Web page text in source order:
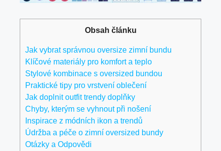
Obsah článku
Jak vybrat správnou oversize zimní​ bundu
Klíčové materiály pro komfort a teplo
Stylové kombinace s oversized bundou
Praktické tipy pro vrstvení oblečení
Jak doplnit outfit trendy doplňky
Chyby, kterým se vyhnout při ‍nošení
Inspirace z módních ikon a trendů
Údržba a péče o zimní​ oversized bundy
Otázky a Odpovědi